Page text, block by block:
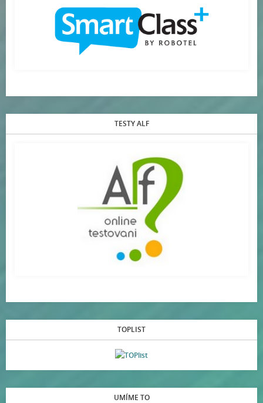
TESTY ALF
TOPLIST
UMÍME TO